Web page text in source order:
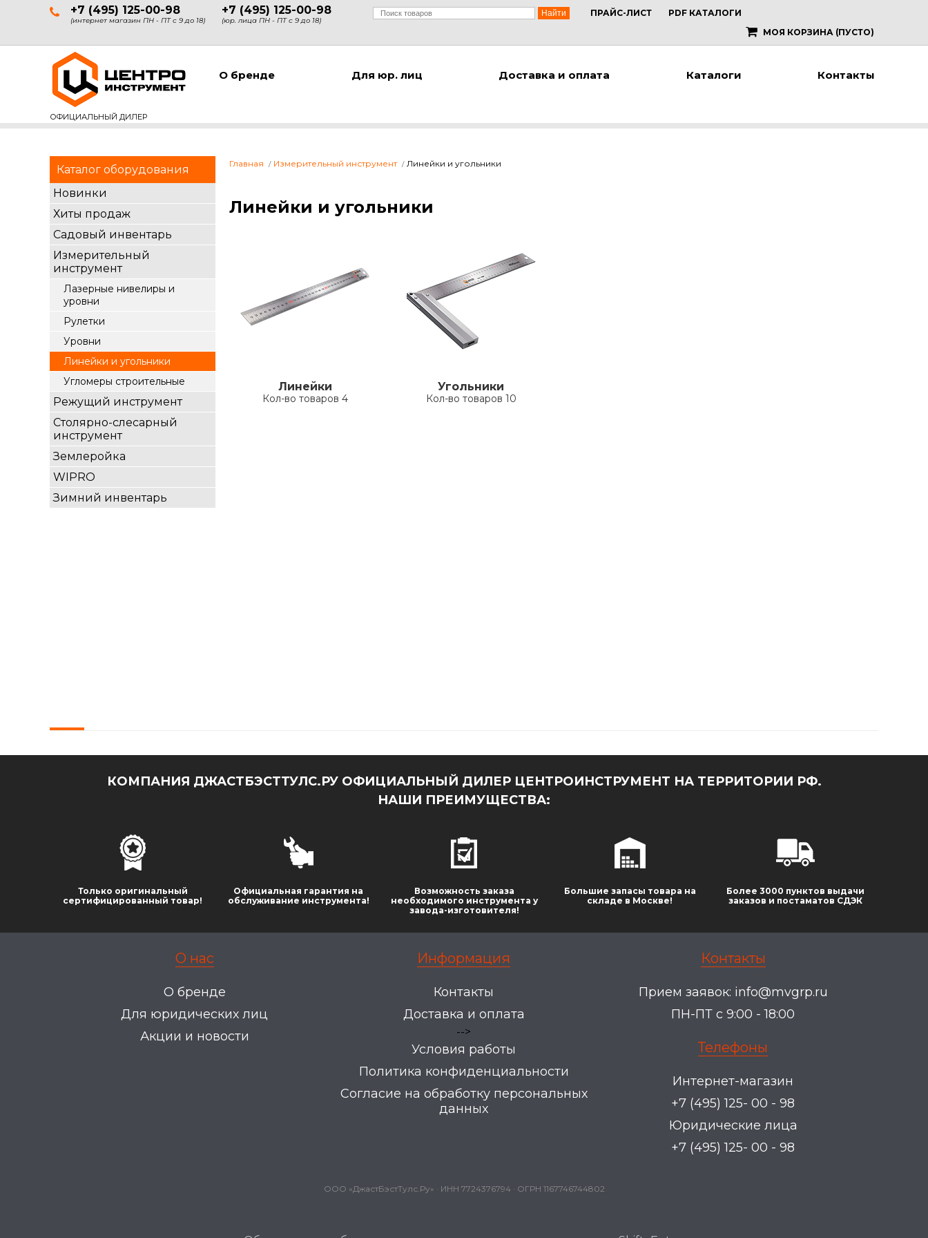
+7 (495) 125-00-98
(интернет магазин ПН - ПТ с 9 до 18)
+7 (495) 125-00-98
(юр. лица ПН - ПТ с 9 до 18)
ПРАЙС-ЛИСТ
PDF КАТАЛОГИ
МОЯ КОРЗИНА (ПУСТО)
ОФИЦИАЛЬНЫЙ ДИЛЕР
О бренде Для юр. лиц Доставка и оплата Каталоги Контакты
Каталог оборудования
Новинки
Хиты продаж
Садовый инвентарь
Измерительный
инструмент
Лазерные нивелиры и
уровни
Рулетки
Уровни
Линейки и угольники
Угломеры строительные
Режущий инструмент
Столярно-слесарный
инструмент
Землеройка
WIPRO
Зимний инвентарь
Главная Измерительный инструмент Линейки и угольники
Линейки и угольники
Линейки
Кол-во товаров 4
Угольники
Кол-во товаров 10
КОМПАНИЯ ДЖАСТБЭСТТУЛС.РУ ОФИЦИАЛЬНЫЙ ДИЛЕР ЦЕНТРОИНСТРУМЕНТ НА ТЕРРИТОРИИ РФ.
НАШИ ПРЕИМУЩЕСТВА:
Только оригинальный
сертифицированный товар!
Официальная гарантия на
обслуживание инструмента!
Возможность заказа
необходимого инструмента у
завода-изготовителя!
Большие запасы товара на
складе в Москве!
Более 3000 пунктов выдачи
заказов и постаматов СДЭК
О нас
О бренде
Для юридических лиц
Акции и новости
Информация
Контакты
Доставка и оплата
-->
Условия работы
Политика конфиденциальности
Согласие на обработку персональных
данных
Контакты
Прием заявок: info@mvgrp.ru
ПН-ПТ с 9:00 - 18:00
Телефоны
Интернет-магазин
+7 (495) 125- 00 - 98
Юридические лица
+7 (495) 125- 00 - 98
ООО «ДжастБэстТулс.Ру» · ИНН 7724376794 · ОГРН 1167746744802